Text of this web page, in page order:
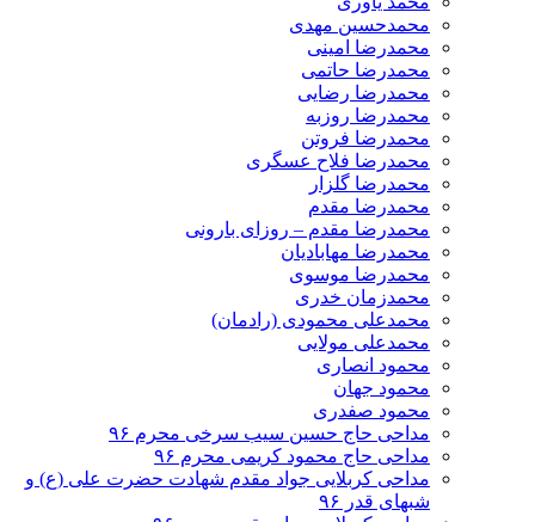
محمدحسین مهدی
محمدرضا امینی
محمدرضا حاتمی
محمدرضا رضایی
محمدرضا روزبه
محمدرضا فروتن
محمدرضا فلاح عسگری
محمدرضا گلزار
محمدرضا مقدم
محمدرضا مقدم – روزای بارونی
محمدرضا مهابادیان
محمدرضا موسوی
محمدزمان خدری
محمدعلی محمودی (رادمان)
محمدعلی مولایی
محمود انصاری
محمود جهان
محمود صفدری
مداحی حاج حسین سیب سرخی محرم ۹۶
مداحی حاج محمود کریمی محرم ۹۶
مداحی کربلایی جواد مقدم شهادت حضرت علی (ع) و
شبهای قدر ۹۶